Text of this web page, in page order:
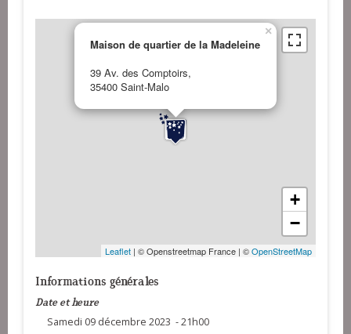
Maison de quartier de la Madeleine
39 Av. des Comptoirs,
35400 Saint-Malo
×
+
−
Leaflet | © Openstreetmap France | ©OpenStreetMap
Informations générales
Date et heure
Samedi 09 décembre 2023 - 21h00